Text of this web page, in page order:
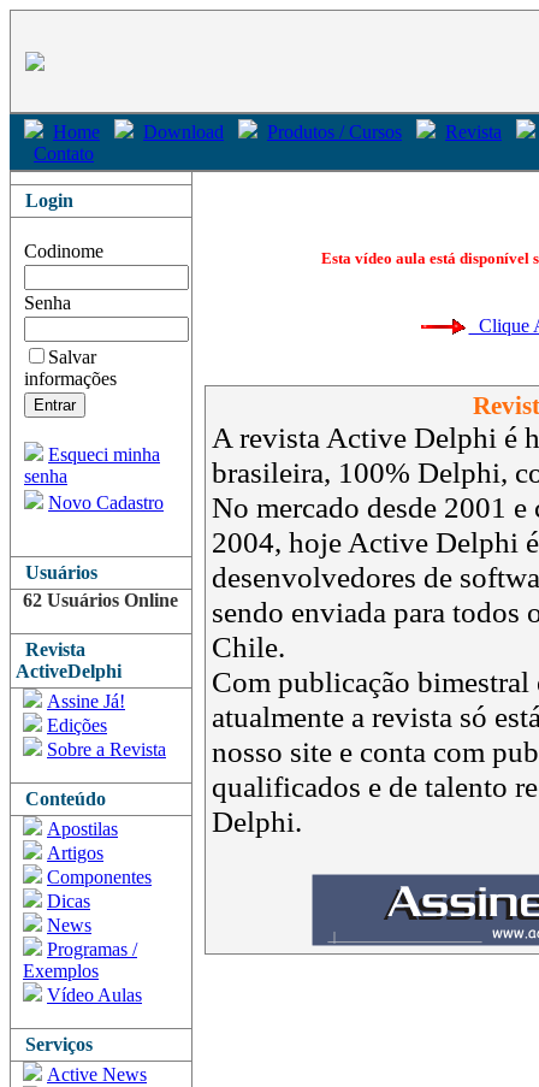
Home Download Produtos / Cursos
Revista
Contato
Login
Codinome
Senha
Salvar
informações
Esqueci minha
senha
Novo Cadastro
Usuários
62 Usuários Online
Revista
ActiveDelphi
Assine Já!
Edições
Sobre a Revista
Conteúdo
Apostilas
Artigos
Componentes
Dicas
News
Programas /
Exemplos
Vídeo Aulas
Serviços
Active News
Esta vídeo aula está disponível
Clique
A revista Active Delphi é
brasileira, 100% Delphi,
No mercado desde 2001
2004, hoje Active Delphi
desenvolvedores de
sendo enviada para todos
Chile.
Com publicação bimestral
atualmente a revista só
nosso site e conta com
qualificados e de talento
Delphi.